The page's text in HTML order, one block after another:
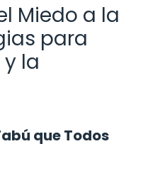
Miedo a la
para
la
que Todos